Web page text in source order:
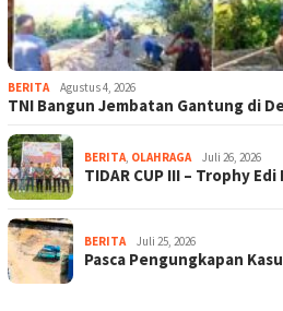
BERITA Agustus 4, 2026
TNI Bangun Jembatan Gantung di
BERITA, OLAHRAGA Juli 26, 2026
TIDAR CUP III – Trophy
BERITA Juli 25, 2026
Pasca Pengungkapan